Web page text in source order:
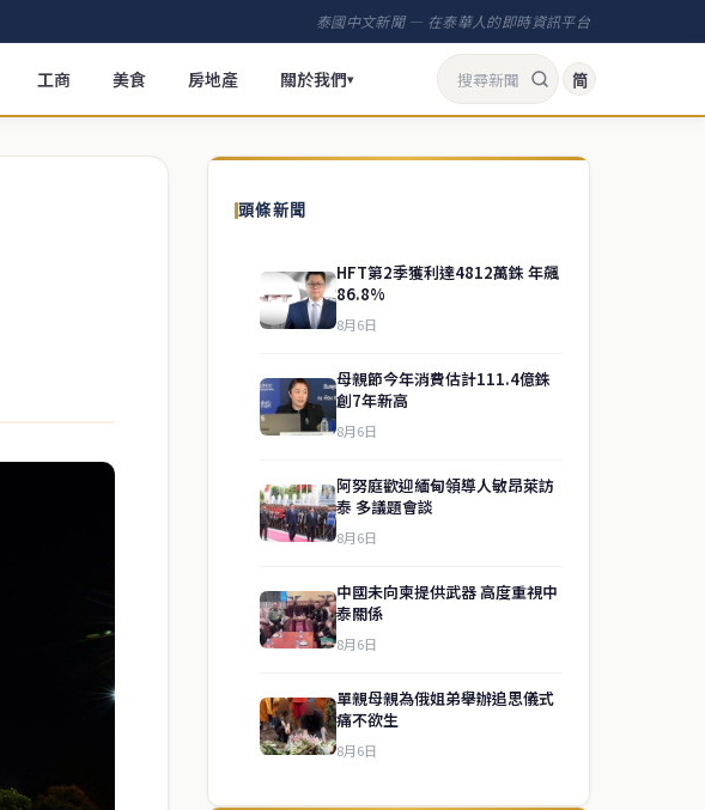
泰國中文新聞 — 在泰華人的即時資訊平台
工商 美食 房地產 關於我們▾ 简
頭條新聞
HFT第2季獲利達4812萬銖 年飆
86.8%
8月6日
母親節今年消費估計111.4億銖
創7年新高
8月6日
阿努庭歡迎緬甸領導人敏昂萊訪
泰 多議題會談
8月6日
中國未向柬提供武器 高度重視中
泰關係
8月6日
單親母親為俄姐弟舉辦追思儀式
痛不欲生
8月6日